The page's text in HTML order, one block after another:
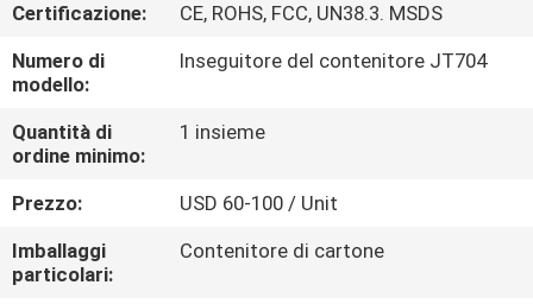
GIRO
DELLA
FABBRICA
CONTROLLO
DI
QUALITÀ
Certificazione:
CE, ROHS, FCC, UN38.3. MSDS
Numero di
modello:
Inseguitore del contenitore JT704
Quantità di
ordine minimo:
1 insieme
Prezzo:
USD 60-100 / Unit
Imballaggi
particolari:
Contenitore di cartone